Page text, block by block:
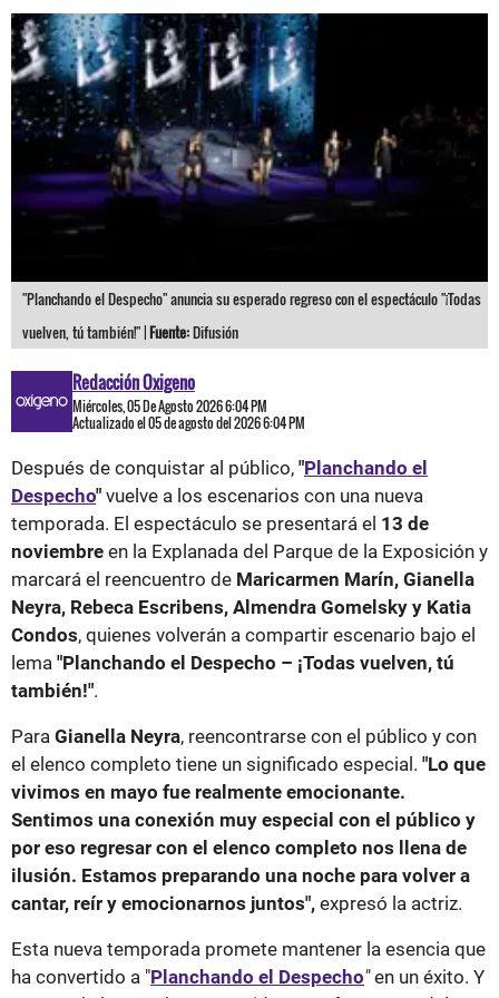
"Planchando el Despecho" anuncia su esperado regreso con el espectáculo "¡Todas
vuelven, tú también!" |Fuente:Difusión
Redacción Oxigeno
Miércoles, 05 De Agosto 2026 6:04 PM
Actualizado el 05 de agosto del 2026 6:04 PM
Después de conquistar al público, "Planchando el
Despecho" vuelve a los escenarios con una nueva
temporada. El espectáculo se presentará el 13 de
noviembre en la Explanada del Parque de la Exposición y
marcará el reencuentro de Maricarmen Marín, Gianella
Neyra, Rebeca Escribens, Almendra Gomelsky y Katia
Condos, quienes volverán a compartir escenario bajo el
lema "Planchando el Despecho – ¡Todas vuelven, tú
también!".
Para Gianella Neyra, reencontrarse con el público y con
el elenco completo tiene un significado especial. "Lo que
vivimos en mayo fue realmente emocionante.
Sentimos una conexión muy especial con el público y
por eso regresar con el elenco completo nos llena de
ilusión. Estamos preparando una noche para volver a
cantar, reír y emocionarnos juntos", expresó la actriz.
Esta nueva temporada promete mantener la esencia que
ha convertido a "Planchando el Despecho"en un éxito. Y